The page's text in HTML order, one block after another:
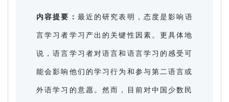
内容提要： 最近的研究表明，态度是影响语
言学习者学习产出的关键性因素。更具体地
说，语言学习者对语言和语言学习的感受可
能会影响他们的学习行为和参与第二语言或
外语学习的意愿。然而，目前对中国少数民